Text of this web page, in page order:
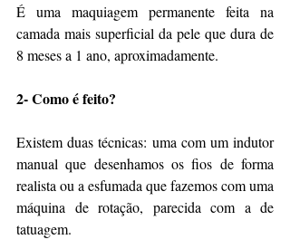
É uma maquiagem permanente feita na
camada mais superficial da pele que dura de
8 meses a 1 ano, aproximadamente.
2- Como é feito?
Existem duas técnicas: uma com um indutor
manual que desenhamos os fios de forma
realista ou a esfumada que fazemos com uma
máquina de rotação, parecida com a de
tatuagem.